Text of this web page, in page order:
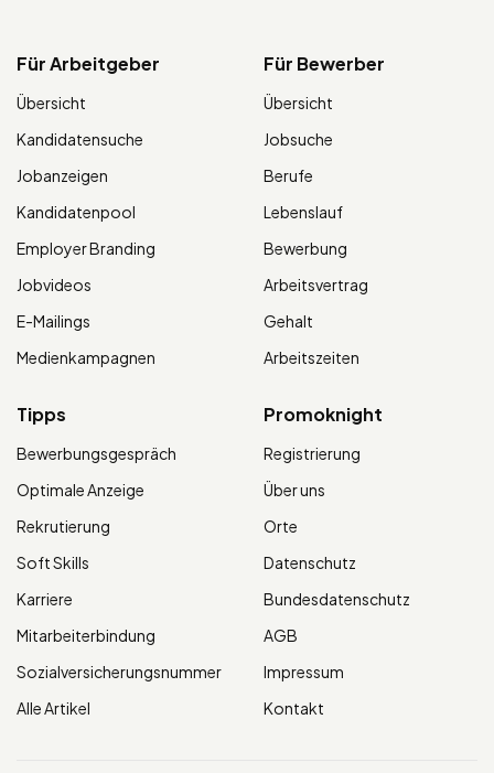
Für Arbeitgeber
Übersicht
Kandidatensuche
Jobanzeigen
Kandidatenpool
Employer Branding
Jobvideos
E-Mailings
Medienkampagnen
Für Bewerber
Übersicht
Jobsuche
Berufe
Lebenslauf
Bewerbung
Arbeitsvertrag
Gehalt
Arbeitszeiten
Tipps
Bewerbungsgespräch
Optimale Anzeige
Rekrutierung
Soft Skills
Karriere
Mitarbeiterbindung
Sozialversicherungsnummer
Alle Artikel
Promoknight
Registrierung
Über uns
Orte
Datenschutz
Bundesdatenschutz
AGB
Impressum
Kontakt